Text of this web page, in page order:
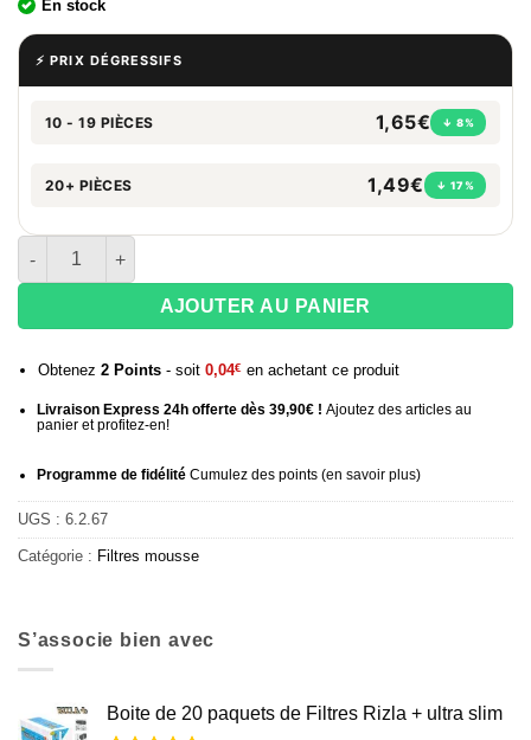
En stock
⚡ PRIX DÉGRESSIFS
10 - 19 PIÈCES 1,65€ ↓ 8%
20+ PIÈCES 1,49€ ↓ 17%
quantité de Filtres Rizla Natura Ultra Slim
AJOUTER AU PANIER
Obtenez 2Points- soit 0,04€ en achetant ce produit
Livraison Express 24h offerte dès 39,90€ ! Ajoutez des articles au
panier et profitez-en!
Programme de fidélitéCumulez des points (en savoir plus)
UGS : 6.2.67
Catégorie : Filtres mousse
S’associe bien avec
Boite de 20 paquets de Filtres Rizla + ultra slim